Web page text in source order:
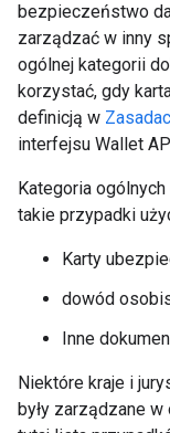
bezpieczeństwo
zarządzać w inny
ogólnej kategorii
korzystać, gdy
definicją w
interfejsu Wallet
Kategoria
takie przypadki
Karty
dowód
Inne
Niektóre kraje i
były zarządzane